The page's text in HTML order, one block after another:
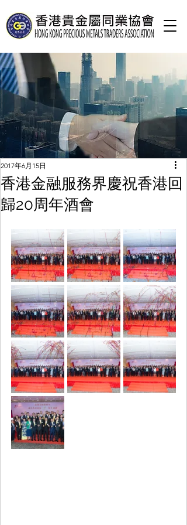
香港金融服務界慶祝香港回
歸20周年酒會
2017年6月15日